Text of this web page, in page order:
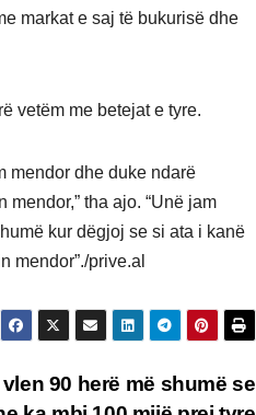
markat e saj të bukurisë dhe
vetëm me betejat e tyre.
mendor dhe duke ndarë
tha ajo. “Unë jam
kur dëgjoj se si ata i kanë
mendor”./prive.al
90 herë më shumë se